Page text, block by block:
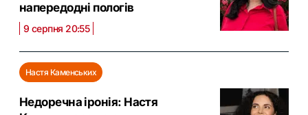
напередодні пологів
9 серпня 20:55
Настя Каменських
Недоречна іронія: Настя